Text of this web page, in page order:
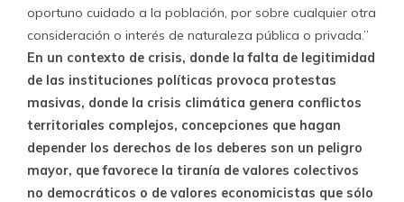
oportuno cuidado a la población, por sobre cualquier otra
consideración o interés de naturaleza pública o privada.”
En un contexto de crisis, donde la falta de legitimidad
de las instituciones políticas provoca protestas
masivas, donde la crisis climática genera conflictos
territoriales complejos, concepciones que hagan
depender los derechos de los deberes son un peligro
mayor, que favorece la tiranía de valores colectivos
no democráticos o de valores economicistas que sólo